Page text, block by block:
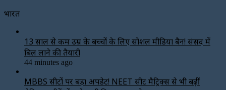
भारत
13 साल से कम उम्र के बच्चों के लिए सोशल मीडिया बैन! संसद में
बिल लाने की तैयारी
44 minutes ago
MBBS सीटों पर बड़ा अपडेट! NEET सीट मैट्रिक्स से भी बढ़ीं